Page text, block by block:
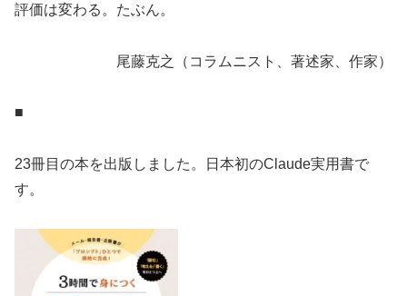
評価は変わる。たぶん。
尾藤克之（コラムニスト、著述家、作家）
■
23冊目の本を出版しました。日本初のClaude実用書で
す。